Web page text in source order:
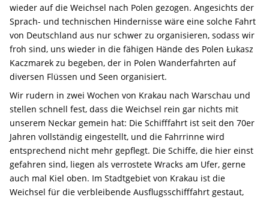
wieder auf die Weichsel nach Polen gezogen. Angesichts der
Sprach- und technischen Hindernisse wäre eine solche Fahrt
von Deutschland aus nur schwer zu organisieren, sodass wir
froh sind, uns wieder in die fähigen Hände des Polen Łukasz
Kaczmarek zu begeben, der in Polen Wanderfahrten auf
diversen Flüssen und Seen organisiert.
Wir rudern in zwei Wochen von Krakau nach Warschau und
stellen schnell fest, dass die Weichsel rein gar nichts mit
unserem Neckar gemein hat: Die Schifffahrt ist seit den 70er
Jahren vollständig eingestellt, und die Fahrrinne wird
entsprechend nicht mehr gepflegt. Die Schiffe, die hier einst
gefahren sind, liegen als verrostete Wracks am Ufer, gerne
auch mal Kiel oben. Im Stadtgebiet von Krakau ist die
Weichsel für die verbleibende Ausflugsschifffahrt gestaut,